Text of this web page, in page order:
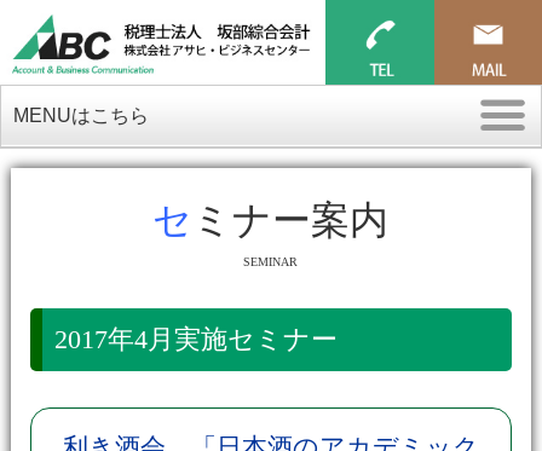
MENUはこちら
セミナー案内
SEMINAR
2017年4月実施セミナー